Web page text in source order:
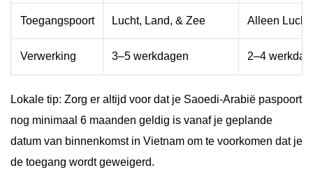
Toegangspoort Lucht, Land, & Zee Alleen Lucht
Verwerking 3–5 werkdagen 2–4
Lokale tip: Zorg er altijd voor dat je Saoedi-Arabië paspoort
nog minimaal 6 maanden geldig is vanaf je geplande
datum van binnenkomst in Vietnam om te voorkomen dat je
de toegang wordt geweigerd.